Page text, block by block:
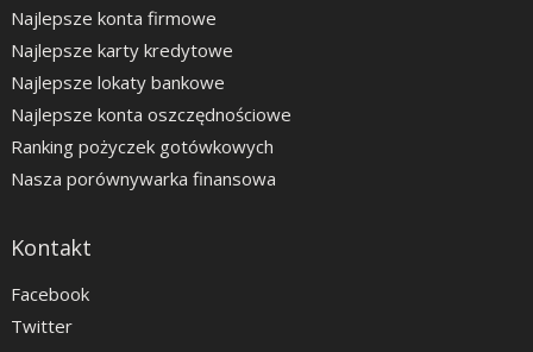
Najlepsze konta firmowe
Najlepsze karty kredytowe
Najlepsze lokaty bankowe
Najlepsze konta oszczędnościowe
Ranking pożyczek gotówkowych
Nasza porównywarka finansowa
Kontakt
Facebook
Twitter